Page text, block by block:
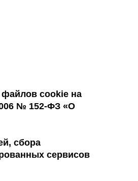
файлов cookie на
№ 152-ФЗ «О
сбора
сервисов